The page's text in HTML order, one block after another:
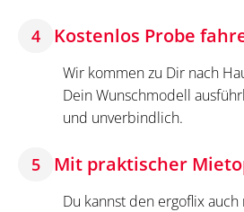
4 Kostenlos Probe
Wir kommen zu Dir nach
Dein Wunschmodell
und unverbindlich.
5 Mit praktischer
Du kannst den ergoflix